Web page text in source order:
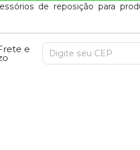
de reposição para
e